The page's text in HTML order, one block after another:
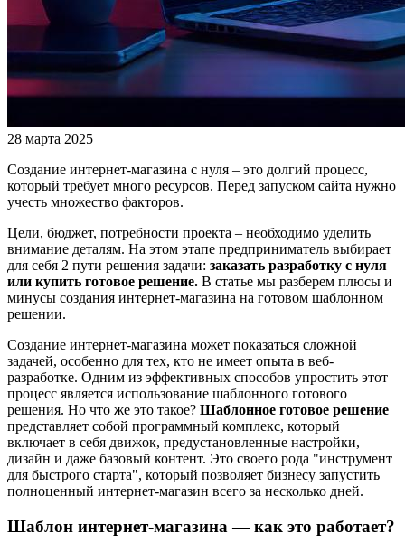
28 марта 2025
Создание интернет-магазина с нуля – это долгий процесс,
который требует много ресурсов. Перед запуском сайта нужно
учесть множество факторов.
Цели, бюджет, потребности проекта – необходимо уделить
внимание деталям. На этом этапе предприниматель выбирает
для себя 2 пути решения задачи: заказать разработку с нуля
или купить готовое решение. В статье мы разберем плюсы и
минусы создания интернет-магазина на готовом шаблонном
решении.
Создание интернет-магазина может показаться сложной
задачей, особенно для тех, кто не имеет опыта в веб-
разработке. Одним из эффективных способов упростить этот
процесс является использование шаблонного готового
решения. Но что же это такое? Шаблонное готовое решение
представляет собой программный комплекс, который
включает в себя движок, предустановленные настройки,
дизайн и даже базовый контент. Это своего рода "инструмент
для быстрого старта", который позволяет бизнесу запустить
полноценный интернет-магазин всего за несколько дней.
Шаблон интернет-магазина — как это работает?